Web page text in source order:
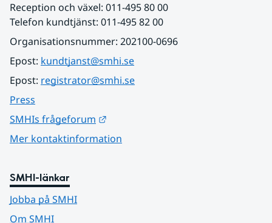
Reception och växel: 011-495 80 00
Telefon kundtjänst: 011-495 82 00
Organisationsnummer: 202100-0696
Epost: kundtjanst@smhi.se
Epost: registrator@smhi.se
Press
SMHIs frågeforum
Mer kontaktinformation
SMHI-länkar
Jobba på SMHI
Om SMHI